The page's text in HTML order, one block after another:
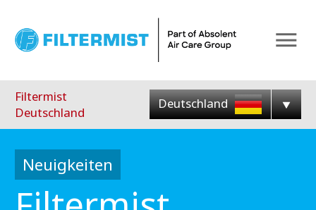
Filtermist
Deutschland
Deutschland
Neuigkeiten